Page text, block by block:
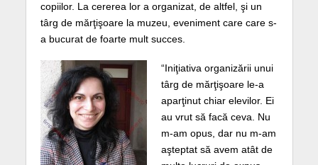
copiilor. La cererea lor a organizat, de altfel, şi un
târg de mărţişoare la muzeu, eveniment care care s-
a bucurat de foarte mult succes.
“Iniţiativa organizării unui
târg de mărţişoare le-a
aparţinut chiar elevilor. Ei
au vrut să facă ceva. Nu
m-am opus, dar nu m-am
aşteptat să avem atât de